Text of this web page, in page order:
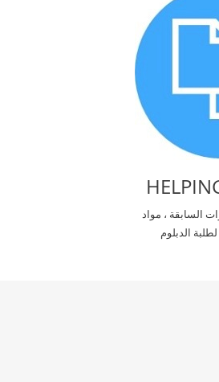
السابقة ، مواد
الدبلوم